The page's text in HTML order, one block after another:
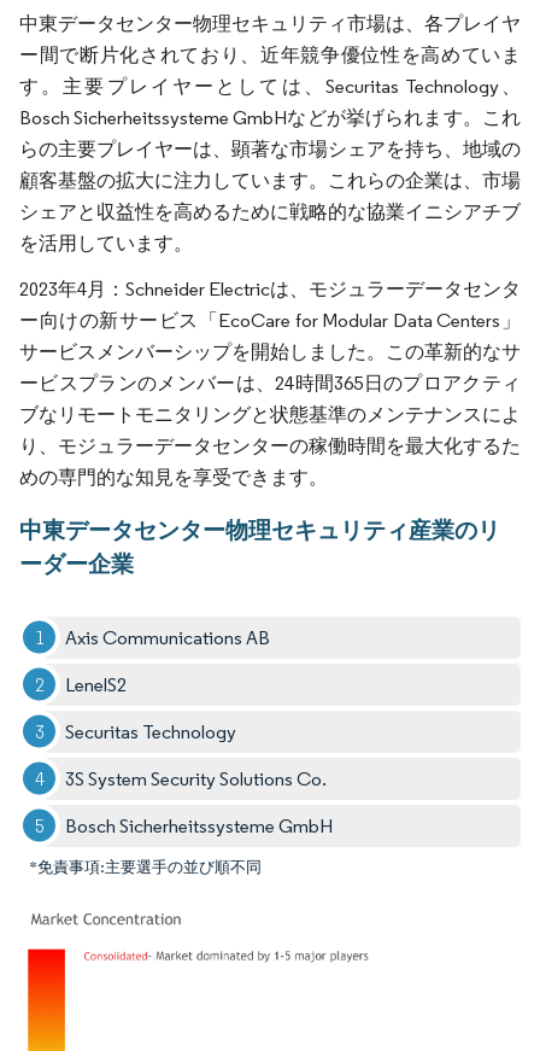
中東データセンター物理セキュリティ市場は、各プレイヤ
ー間で断片化されており、近年競争優位性を高めていま
す。主要プレイヤーとしては、Securitas Technology、
Bosch Sicherheitssysteme GmbHなどが挙げられます。これ
らの主要プレイヤーは、顕著な市場シェアを持ち、地域の
顧客基盤の拡大に注力しています。これらの企業は、市場
シェアと収益性を高めるために戦略的な協業イニシアチブ
を活用しています。
2023年4月：Schneider Electricは、モジュラーデータセンタ
ー向けの新サービス「EcoCare for Modular Data Centers」
サービスメンバーシップを開始しました。この革新的なサ
ービスプランのメンバーは、24時間365日のプロアクティ
ブなリモートモニタリングと状態基準のメンテナンスによ
り、モジュラーデータセンターの稼働時間を最大化するた
めの専門的な知見を享受できます。
中東データセンター物理セキュリティ産業のリ
ーダー企業
Axis Communications AB
LenelS2
Securitas Technology
3S System Security Solutions Co.
Bosch Sicherheitssysteme GmbH
*免責事項:主要選手の並び順不同